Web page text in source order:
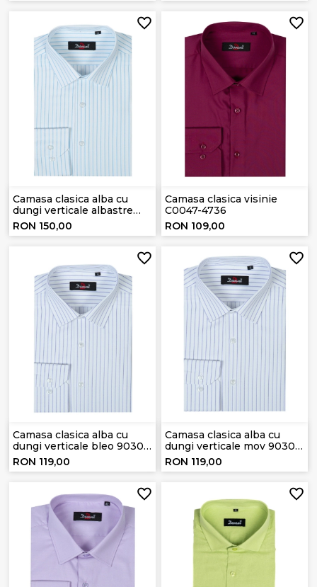
Camasa clasica alba cu
dungi verticale albastre
8584-6
RON 150,00
Camasa clasica visinie
C0047-4736
RON 109,00
Camasa clasica alba cu
dungi verticale bleo 9030-
7
RON 119,00
Camasa clasica alba cu
dungi verticale mov 9030-
8
RON 119,00